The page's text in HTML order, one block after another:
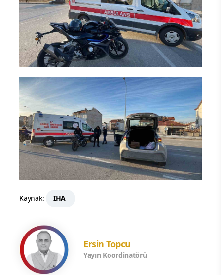
Kaynak: IHA
Ersin Topcu
Yayın Koordinatörü